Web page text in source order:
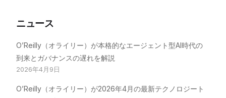
ニュース
O’Reilly（オライリー）が本格的なエージェント型AI時代の
到来とガバナンスの遅れを解説
2026年4月9日
O’Reilly（オライリー）が2026年4月の最新テクノロジート